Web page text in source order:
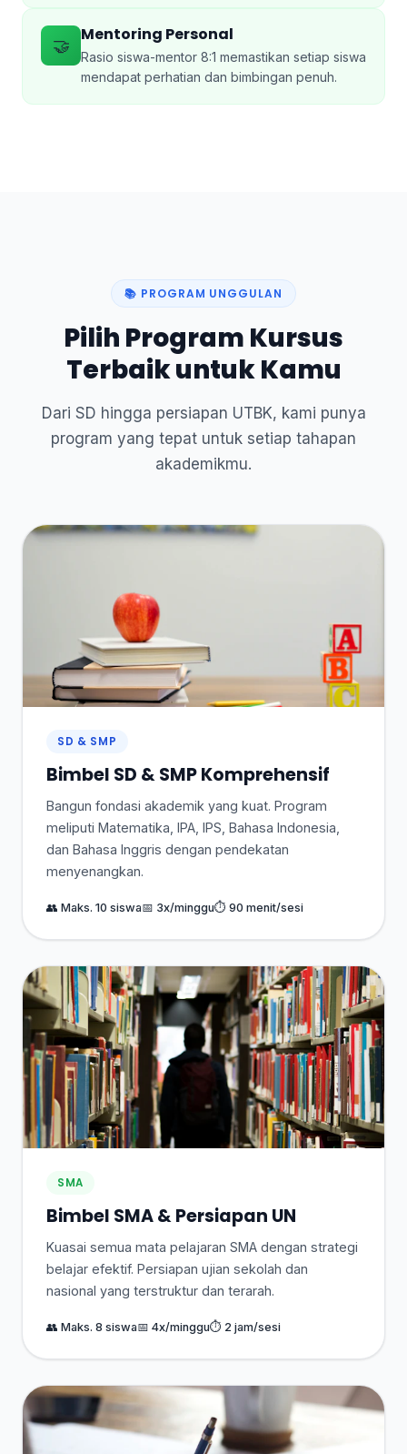
🤝
Mentoring Personal
Rasio siswa-mentor 8:1 memastikan setiap siswa
mendapat perhatian dan bimbingan penuh.
📚 PROGRAM UNGGULAN
Pilih Program Kursus
Terbaik untuk Kamu
Dari SD hingga persiapan UTBK, kami punya
program yang tepat untuk setiap tahapan
akademikmu.
SD & SMP
Bimbel SD & SMP Komprehensif
Bangun fondasi akademik yang kuat. Program
meliputi Matematika, IPA, IPS, Bahasa Indonesia,
dan Bahasa Inggris dengan pendekatan
menyenangkan.
👥 Maks. 10 siswa📅 3x/minggu⏱ 90 menit/sesi
SMA
Bimbel SMA & Persiapan UN
Kuasai semua mata pelajaran SMA dengan strategi
belajar efektif. Persiapan ujian sekolah dan
nasional yang terstruktur dan terarah.
👥 Maks. 8 siswa📅 4x/minggu⏱ 2 jam/sesi